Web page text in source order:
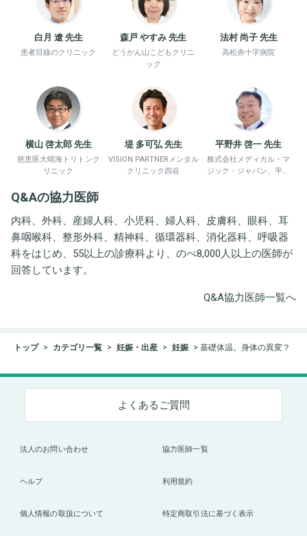
白月 遼 先生
患者目線のクリニック
森戸 やすみ 先生
どうかん山こどもクリニ
ック
法村 尚子 先生
高松赤十字病院
横山 啓太郎 先生
慈恵医大晴海トリトンク
リニック
堤 多可弘 先生
VISION PARTNERメンタル
クリニック四谷
平野井 啓一 先生
株式会社メディカル・マ
ジック・ジャパン、平野
Q&Aの協力医師
内科、外科、産婦人科、小児科、婦人科、皮膚科、眼科、耳
鼻咽喉科、整形外科、精神科、循環器科、消化器科、呼吸器
科をはじめ、55以上の診療科より、のべ8,000人以上の医師が
回答しています。
Q&A協力医師一覧へ
トップ カテゴリ一覧 妊娠・出産 妊娠 基礎体温。身体の異変？
よくあるご質問
法人のお問い合わせ 協力医師一覧
ヘルプ 利用規約
個人情報の取扱について 特定商取引法に基づく表示